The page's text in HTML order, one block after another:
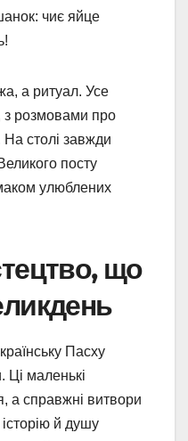
чиє яйце
а ритуал. Усе
з розмовами про
На столі завжди
посту
улюблених
що
Пасху
Ці маленькі
а справжні витвори
й душу